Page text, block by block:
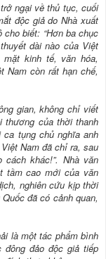
ngại về thủ tục, cuối
độc giả do Nhà xuất
cho biết: “Hơn ba chục
dài nào của Việt
kinh tế, văn hóa,
Nam còn rất hạn chế,
gian, không chỉ viết
thương của thời thanh
tụng chủ nghĩa anh
Nam đã chỉ ra, sau
khác!”. Nhà văn
tầm cao mới của văn
nghiên cứu kịp thời
đã có cảnh quan,
là một tác phẩm bình
đảo độc giả tiếp